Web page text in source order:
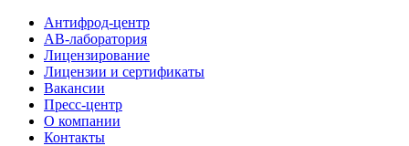
Антифрод-центр
АВ-лаборатория
Лицензирование
Лицензии и сертификаты
Вакансии
Пресс-центр
О компании
Контакты